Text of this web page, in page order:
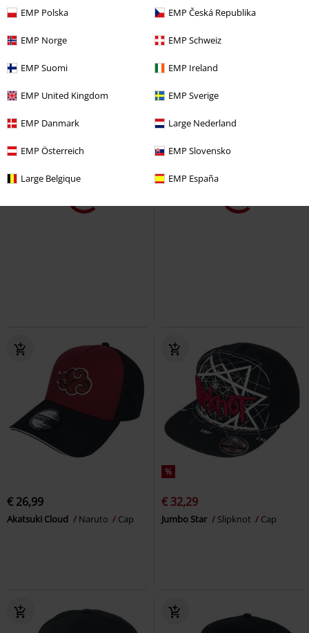
EMP Polska EMP Česká Republika
EMP Norge EMP Schweiz
EMP Suomi EMP Ireland
EMP United Kingdom EMP Sverige
EMP Danmark Large Nederland
EMP Österreich EMP Slovensko
Large Belgique EMP España
€ 26,99
Akatsuki Cloud Naruto Cap
%
€ 32,29
Jumbo Star Slipknot Cap